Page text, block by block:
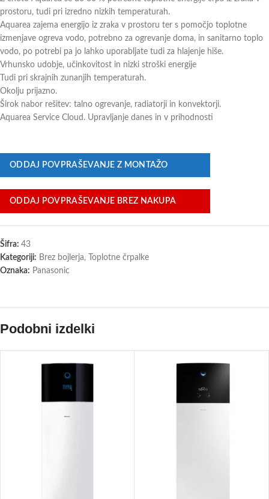
prostoru, tudi pri izredno nizkih temperaturah.
Aquarea zajema energijo iz zraka v prostoru ter s pomočjo toplotne
izmenjave ogreva vodo, potrebno za ogrevanje doma, in sanitarno toplo
vodo, po potrebi pa jo lahko uporabljate tudi za hlajenje hiše.
Vrhunsko udobje, učinkovitost in nizki stroški energije
Tudi pri skrajnih zunanjih temperaturah.
Okolju prijazno.
Širok nabor rešitev: talno ogrevanje, radiatorji in konvektorji.
Aquarea Service Cloud. Upravljanje danes in v prihodnosti
ODDAJ POVPRAŠEVANJE Z MONTAŽO
ODDAJ POVPRAŠEVANJE BREZ NAKUPA
Šifra: 43
Kategoriji: Brez bojlerja,
Toplotne črpalke
Oznaka: Panasonic
Podobni izdelki